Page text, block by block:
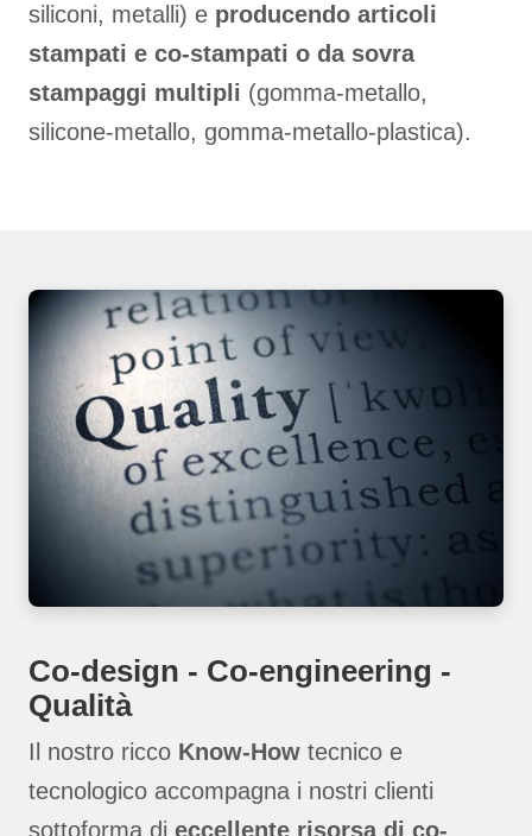
siliconi, metalli) e producendo articoli
stampati e co-stampati o da sovra
stampaggi multipli (gomma-metallo,
silicone-metallo, gomma-metallo-plastica).
Co-design - Co-engineering -
Qualità
Il nostro ricco Know-How tecnico e
tecnologico accompagna i nostri clienti
sottoforma di eccellente risorsa di co-